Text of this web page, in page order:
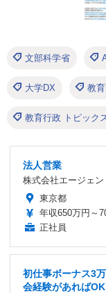
文部科学省
大学DX 教
教育行政 トピック
法人営業
株式会社エージェン
東京都
年収650万円～
正社員
初仕事ボーナス3
会経験があればOK